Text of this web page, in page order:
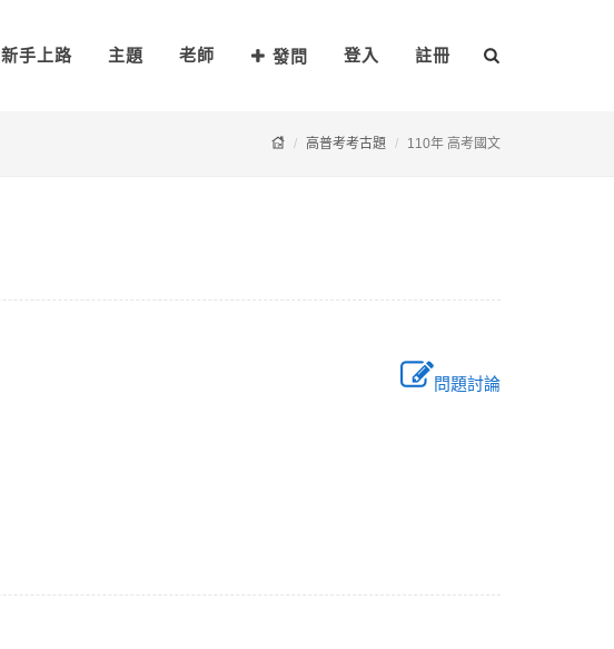
新手上路 主題 老師 發問 登入 註冊
高普考考古題 110年 高考國文
問題討論